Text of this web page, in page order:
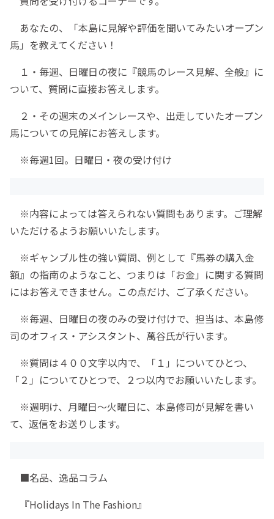
あなたの、「本島に見解や評価を聞いてみたいオープン
馬」を教えてください！
１・毎週、日曜日の夜に『競馬のレース見解、全般』に
ついて、質問に直接お答えします。
２・その週末のメインレースや、出走していたオープン
馬についての見解にお答えします。
※毎週1回。日曜日・夜の受け付け
※内容によっては答えられない質問もあります。ご理解
いただけるようお願いいたします。
※ギャンブル性の強い質問、例として『馬券の購入金
額』の指南のようなこと、つまりは「お金」に関する質問
にはお答えできません。この点だけ、ご了承ください。
※毎週、日曜日の夜のみの受け付けで、担当は、本島修
司のオフィス・アシスタント、萬谷氏が行います。
※質問は４００文字以内で、「１」についてひとつ、
「２」についてひとつで、２つ以内でお願いいたします。
※週明け、月曜日〜火曜日に、本島修司が見解を書い
て、返信をお送りします。
■名品、逸品コラム
『Holidays In The Fashion』